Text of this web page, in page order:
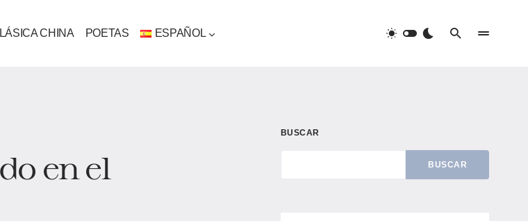
CHINA POETAS ESPAÑOL
en el
BUSCAR
BUSCAR